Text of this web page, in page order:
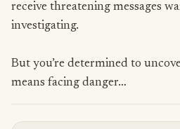
receive threatening messages
investigating.
But you’re determined to
means facing danger…